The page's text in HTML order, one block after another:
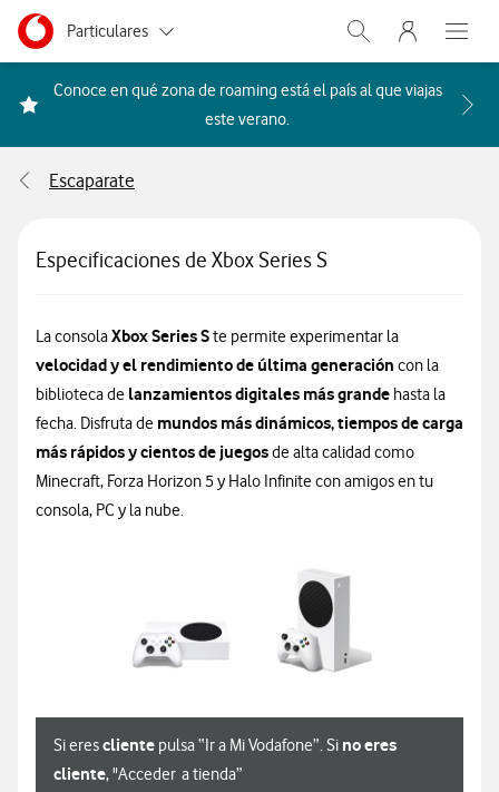
Ir a la pagina principal de vodafone.es
Menu navegación Segmento
Particulares
Autónomos
Grandes empresas
Abrir buscador.
Menu
Abre
Conoce en qué zona de roaming está el país al que viajas
este verano. Acceder a la FAQ Qué
Escaparate
Especificaciones de Xbox Series S
La consolaXbox Series Ste permite experimentar la
velocidad y el rendimiento de última generación con la
biblioteca de lanzamientos digitales más grande hasta la
fecha. Disfruta de mundos más dinámicos, tiempos de carga
más rápidos y cientos de juegosde alta calidad como
Minecraft, Forza Horizon 5 y Halo Infinite con amigos en tu
consola, PC y la nube.
Si erescliente pulsa “Ir a Mi Vodafone”. Si no eres
cliente, "Acceder a tienda”